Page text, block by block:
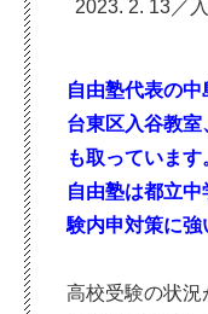
2023. 2. 13／
自由塾代表の中
台東区入谷教
も取っています
自由塾は都立
験内申対策に強
高校受験の状況